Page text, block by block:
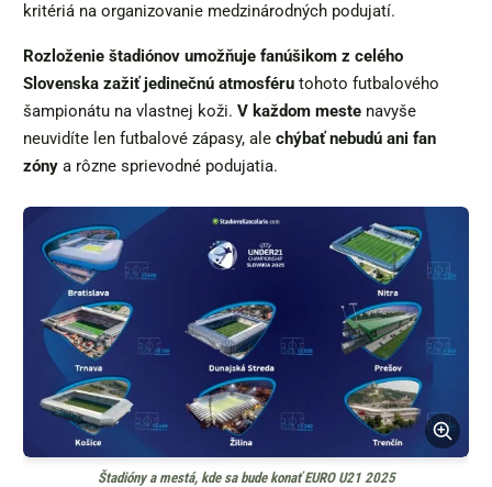
kritériá na organizovanie medzinárodných podujatí.
Rozloženie štadiónov umožňuje fanúšikom z celého
Slovenska zažiť jedinečnú atmosféru tohoto futbalového
šampionátu na vlastnej koži. V každom meste navyše
neuvidíte len futbalové zápasy, ale chýbať nebudú ani fan
zóny a rôzne sprievodné podujatia.
Štadióny a mestá, kde sa bude konať EURO U21 2025